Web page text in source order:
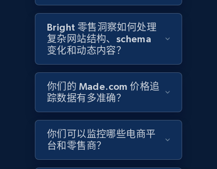
355+
Home Depot US - Discover products by
specified UPC
URL, Domain, Country code, Model number,
Sku, Product id, Product name, Manufacturer,
2.1K+ 355+ 立即开始
Bright 零售洞察如何处理
复杂网站结构、schema
变化和动态内容？
你们的 Made.com 价格追
踪数据有多准确？
你们可以监控哪些电商平
台和零售商？